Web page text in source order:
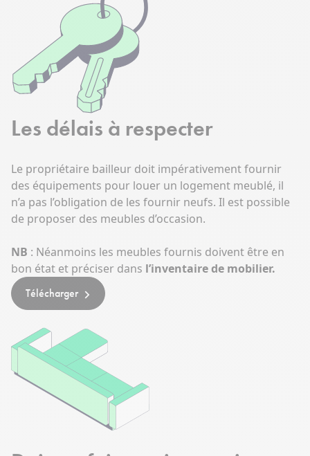
Les délais à respecter
Le propriétaire bailleur doit impérativement fournir
des équipements pour louer un logement meublé, il
n’a pas l’obligation de les fournir neufs. Il est possible
de proposer des meubles d’occasion.
NB : Néanmoins les meubles fournis doivent être en
bon état et préciser dans l’inventaire de mobilier.
Télécharger